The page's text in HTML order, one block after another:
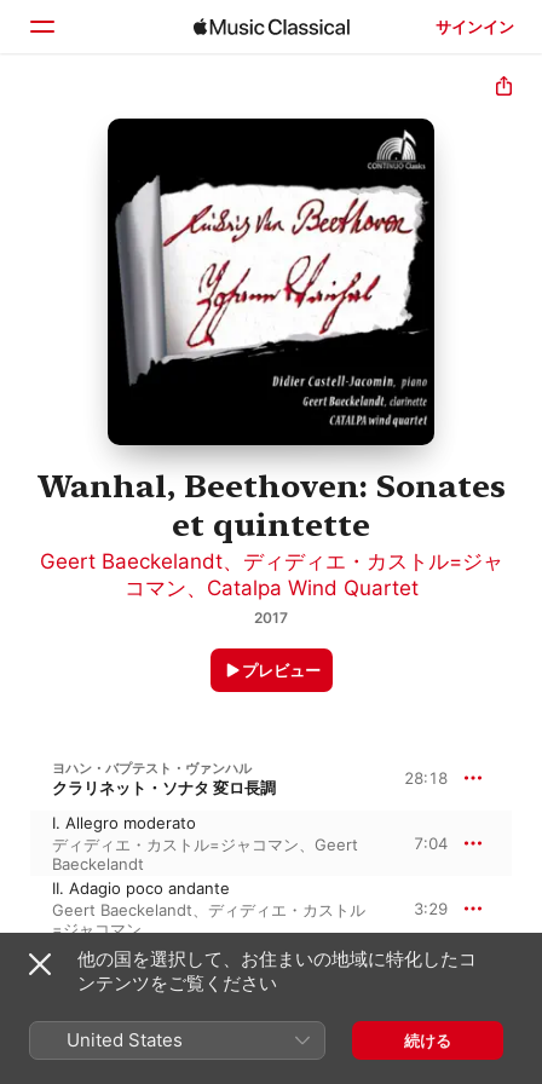
サインイン
ホーム
見つける
検索
Wanhal, Beethoven: Sonates
et quintette
Geert Baeckelandt、 ディディエ・カストル=ジャ
コマン、 Catalpa Wind Quartet
2017
プレビュー
ヨハン・バプテスト・ヴァンハル
クラリネット・ソナタ 変ロ長調 28:18
I. Allegro moderato
ディディエ・カストル=ジャコマン、 Geert
Baeckelandt
7:04
II. Adagio poco andante
Geert Baeckelandt、 ディディエ・カストル
=ジャコマン
3:29
III. Rondo. Allegro
Geert Baeckelandt、 ディディエ・カストル
=ジャコマン
4:23
I. Allegro moderato
Geert Baeckelandt
ディディエ・カストル
=ジャコマン
5:15
他の国を選択して、お住まいの地域に特化したコ
ンテンツをご覧ください
United States 続ける